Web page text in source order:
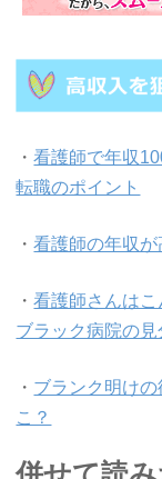
・看護師で年収
転職のポイント
・看護師の年収
・看護師さんは
ブラック病院の見
・ ブランク明け
こ？